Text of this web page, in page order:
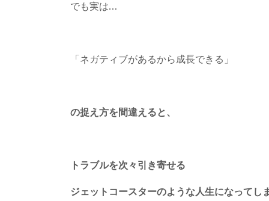
でも実は…
「ネガティブがあるから成長できる」
の捉え方を間違えると、
トラブルを次々引き寄せる
ジェットコースターのような人生になってし